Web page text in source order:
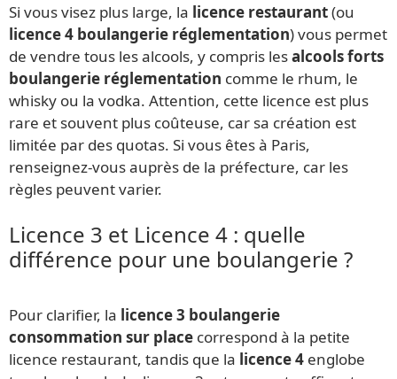
Si vous visez plus large, la licence restaurant(ou
licence 4 boulangerie réglementation) vous permet
de vendre tous les alcools, y compris lesalcools forts
boulangerie réglementation comme le rhum, le
whisky ou la vodka. Attention, cette licence est plus
rare et souvent plus coûteuse, car sa création est
limitée par des quotas. Si vous êtes à Paris,
renseignez-vous auprès de la préfecture, car les
règles peuvent varier.
Licence 3 et Licence 4 : quelle
différence pour une boulangerie ?
Pour clarifier, la licence 3 boulangerie
consommation sur place correspond à la petite
licence restaurant, tandis que la licence 4 englobe